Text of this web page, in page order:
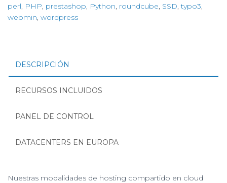
perl, PHP, prestashop, Python, roundcube, SSD,typo3,
webmin, wordpress
DESCRIPCIÓN
RECURSOS INCLUIDOS
PANEL DE CONTROL
DATACENTERS EN EUROPA
Nuestras modalidades de hosting compartido en cloud